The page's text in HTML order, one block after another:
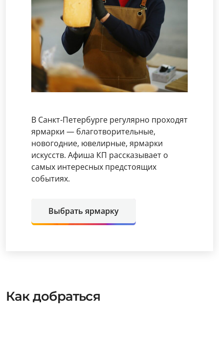
В Санкт-Петербурге регулярно проходят
ярмарки — благотворительные,
новогодние, ювелирные, ярмарки
искусств. Афиша КП рассказывает о
самых интересных предстоящих
событиях.
Выбрать ярмарку
Как добраться